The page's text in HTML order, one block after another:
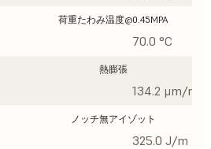
荷重たわみ温度@0.45MPA
70.0 °C
熱膨張
134.2 μm/m/
ノッチ無アイゾット
325.0 J/m